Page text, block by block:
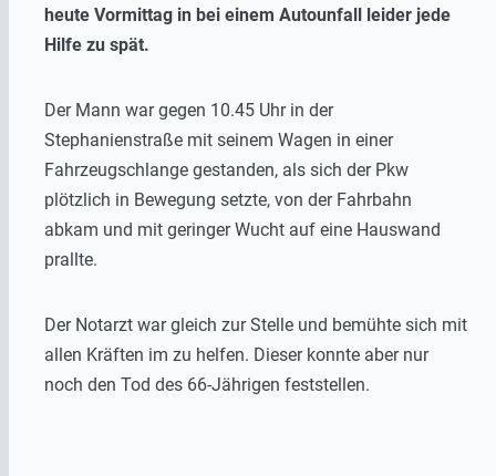
heute Vormittag in bei einem Autounfall leider jede
Hilfe zu spät.
Der Mann war gegen 10.45 Uhr in der
Stephanienstraße mit seinem Wagen in einer
Fahrzeugschlange gestanden, als sich der Pkw
plötzlich in Bewegung setzte, von der Fahrbahn
abkam und mit geringer Wucht auf eine Hauswand
prallte.
Der Notarzt war gleich zur Stelle und bemühte sich mit
allen Kräften im zu helfen. Dieser konnte aber nur
noch den Tod des 66-Jährigen feststellen.